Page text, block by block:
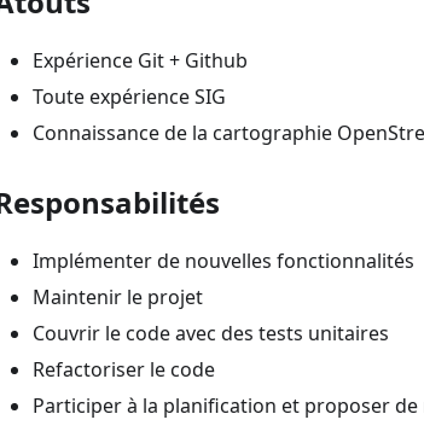
Expérience Git + Github
Toute expérience SIG
Connaissance de la cartographie
Implémenter de nouvelles fonctionnalités
Maintenir le projet
Couvrir le code avec des tests unitaires
Refactoriser le code
Participer à la planification et proposer de